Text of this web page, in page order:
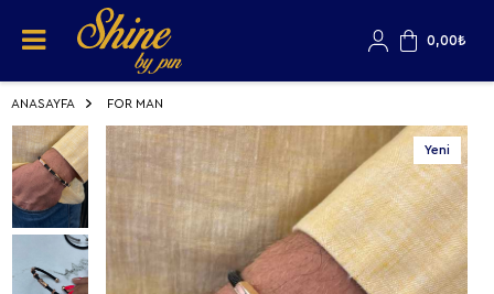
0,00₺
ANASAYFA FOR MAN
Yeni